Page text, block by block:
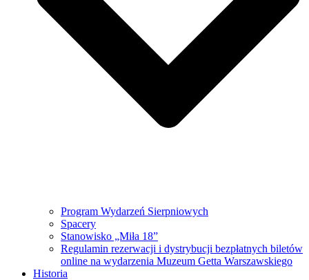
Program Wydarzeń Sierpniowych
Spacery
Stanowisko „Miła 18”
Regulamin rezerwacji i dystrybucji bezpłatnych biletów
online na wydarzenia Muzeum Getta Warszawskiego
Historia